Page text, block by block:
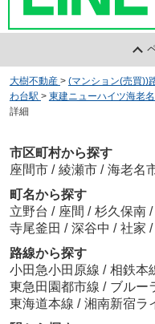
大樹不動産 > (マンション(売買))
わ台駅 > 東建ニューハイツ海
詳細
市区町村から探す
座間市 / 綾瀬市 / 海老名
町名から探す
立野台 / 座間 / 杉久保南 /
寺尾釜田 / 深谷中 / 社家 /
路線から探す
小田急小田原線 / 相鉄本
東急田園都市線 / ブルー
東海道本線 / 湘南新宿ラ